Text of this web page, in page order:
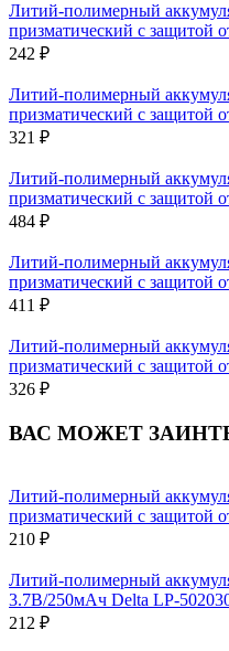
Литий-полимерный
призматический с защитой
242 ₽
Литий-полимерный
призматический с защитой
321 ₽
Литий-полимерный
призматический с защитой
484 ₽
Литий-полимерный
призматический с защитой
411 ₽
Литий-полимерный
призматический с защитой
326 ₽
ВАС МОЖЕТ
Литий-полимерный
призматический с защитой
210 ₽
Литий-полимерный
3.7В/250мАч Delta LP-
212 ₽